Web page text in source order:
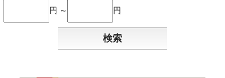
円 ～
円